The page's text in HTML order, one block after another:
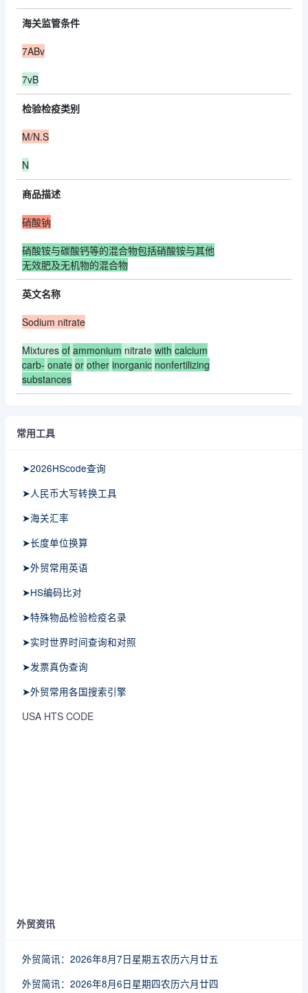
海关监管条件
7ABv
7vB
检验检疫类别
M/N.S
N
商品描述
硝酸钠
硝酸铵与碳酸钙等的混合物包括硝酸铵与其他
无效肥及无机物的混合物
英文名称
Sodium nitrate
Mixtures of ammonium nitrate with calcium
carb- onate or other inorganic nonfertilizing
substances
常用工具
➤2026HScode查询
➤人民币大写转换工具
➤海关汇率
➤长度单位换算
➤外贸常用英语
➤HS编码比对
➤特殊物品检验检疫名录
➤实时世界时间查询和对照
➤发票真伪查询
➤外贸常用各国搜索引擎
USA HTS CODE
外贸资讯
外贸简讯：2026年8月7日星期五农历六月廿五
外贸简讯：2026年8月6日星期四农历六月廿四